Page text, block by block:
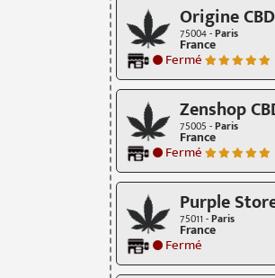
Origine CBD
75004 -Paris
France
Fermé
Zenshop
75005 -Paris
France
Fermé
75011 -Paris
France
Fermé